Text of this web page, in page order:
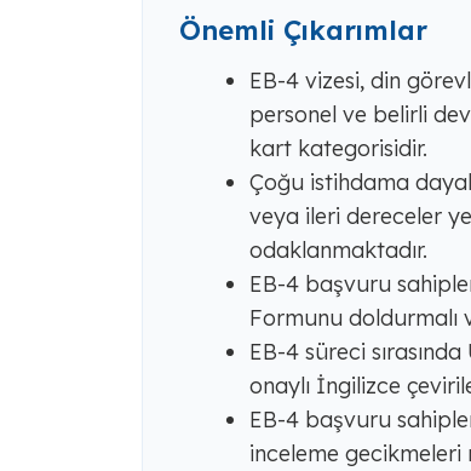
Önemli Çıkarımlar
EB-4 vizesi, din
personel ve belirli
kart kategorisidir.
Çoğu istihdama
veya ileri dereceler
odaklanmaktadır.
EB-4 başvuru
Formunu doldurmalı
EB-4 süreci
onaylı İngilizce
EB-4 başvuru
inceleme gecikmeleri